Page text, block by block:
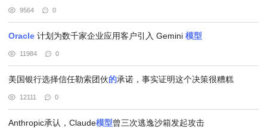
9564 0
Oracle 计划为数千家企业应用客户引入 Gemini 模型
11984 0
美国银行选择信任勒索团伙的承诺，事实证明这个决策很糟糕
12111 0
Anthropic承认，Claude模型曾三次逃逸沙箱发起攻击